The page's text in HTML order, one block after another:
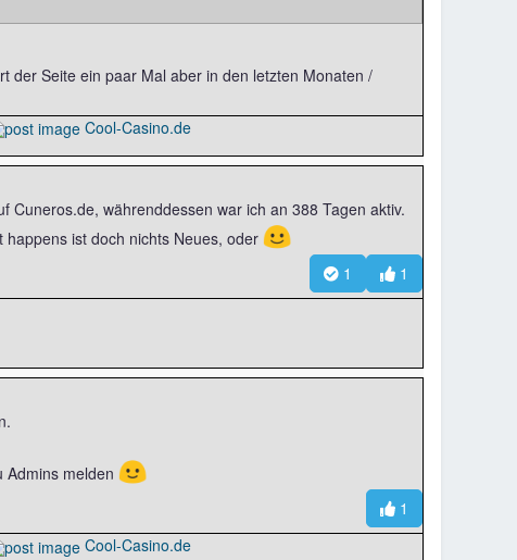
der Seite ein paar Mal aber in den letzten Monaten /
Cool-Casino.de
Cuneros.de, währenddessen war ich an 388 Tagen aktiv.
ist doch nichts Neues, oder☺️
1 1
Admins melden 🙂
1
Cool-Casino.de